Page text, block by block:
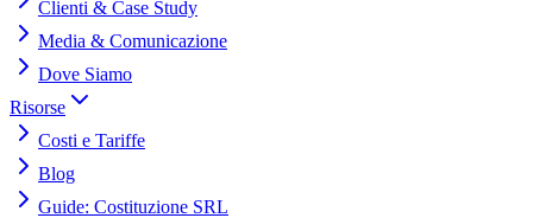
Clienti & Case Study
Media & Comunicazione
Dove Siamo
Risorse
Costi e Tariffe
Blog
Guide: Costituzione SRL